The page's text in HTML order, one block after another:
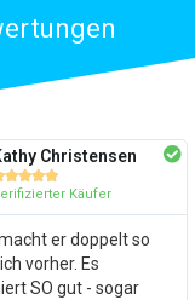
Christensen

Käufer
er doppelt so
vorher. Es
SO gut - sogar